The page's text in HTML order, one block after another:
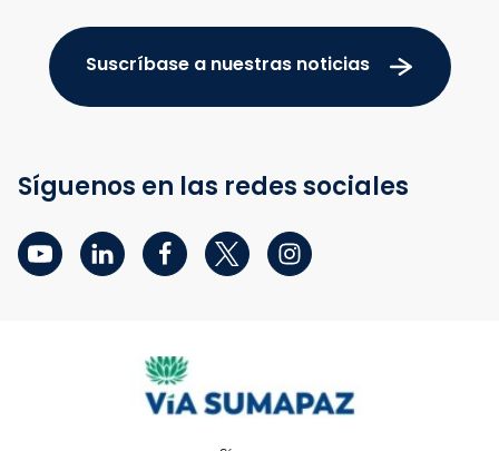
Suscríbase a nuestras noticias
Síguenos en las redes sociales